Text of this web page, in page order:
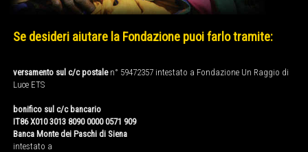
Se desideri aiutare la Fondazione puoi farlo tramite:
versamento sul c/c postalen° 59472357 intestato a Fondazione Un Raggio di
Luce ETS
bonifico sul c/c bancario
IT86 X010 3013 8090 0000 0571 909
Banca Monte dei Paschi di Siena
intestato a